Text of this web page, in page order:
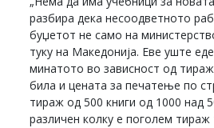
разбира дека несоодветното
буџетот не само на
туку на Македонија. Еве уште
минатото во зависност од
била и цената за печатење по
тираж од 500 книги од 1000 над
различен колку е поголем